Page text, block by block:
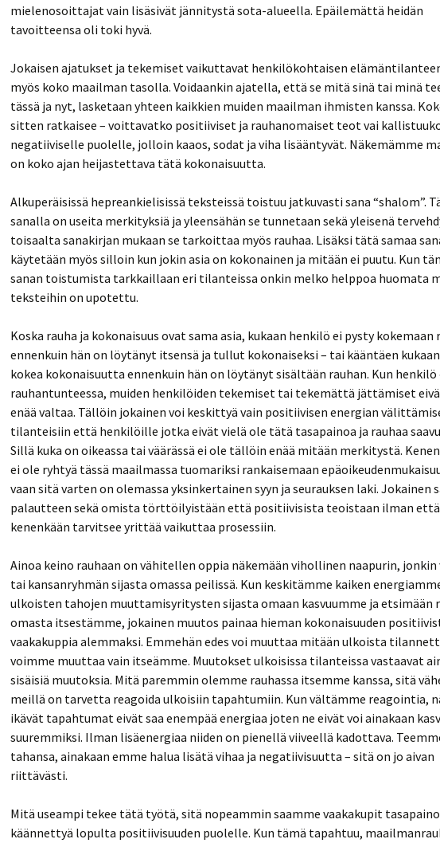
mielenosoittajat vain lisäsivät jännitystä sota-alueella. Epäilemättä heidän
tavoitteensa oli toki hyvä.
Jokaisen ajatukset ja tekemiset vaikuttavat henkilökohtaisen
myös koko maailman tasolla. Voidaankin ajatella, että se mitä sinä tai minä
tässä ja nyt, lasketaan yhteen kaikkien muiden maailman ihmisten kanssa.
sitten ratkaisee – voittavatko positiiviset ja rauhanomaiset teot vai
negatiiviselle puolelle, jolloin kaaos, sodat ja viha lisääntyvät. Näkemämme
on koko ajan heijastettava tätä kokonaisuutta.
Alkuperäisissä hepreankielisissä teksteissä toistuu jatkuvasti sana “shalom”.
sanalla on useita merkityksiä ja yleensähän se tunnetaan sekä yleisenä
toisaalta sanakirjan mukaan se tarkoittaa myös rauhaa. Lisäksi tätä samaa
käytetään myös silloin kun jokin asia on kokonainen ja mitään ei puutu. Kun
sanan toistumista tarkkaillaan eri tilanteissa onkin melko helppoa huomata
teksteihin on upotettu.
Koska rauha ja kokonaisuus ovat sama asia, kukaan henkilö ei pysty kokemaan
ennenkuin hän on löytänyt itsensä ja tullut kokonaiseksi – tai kääntäen
kokea kokonaisuutta ennenkuin hän on löytänyt sisältään rauhan. Kun henkilö
rauhantunteessa, muiden henkilöiden tekemiset tai tekemättä jättämiset
enää valtaa. Tällöin jokainen voi keskittyä vain positiivisen energian
tilanteisiin että henkilöille jotka eivät vielä ole tätä tasapainoa ja rauhaa
Sillä kuka on oikeassa tai väärässä ei ole tällöin enää mitään merkitystä.
ei ole ryhtyä tässä maailmassa tuomariksi rankaisemaan
vaan sitä varten on olemassa yksinkertainen syyn ja seurauksen laki. Jokainen
palautteen sekä omista törttöilyistään että positiivisista teoistaan ilman että
kenenkään tarvitsee yrittää vaikuttaa prosessiin.
Ainoa keino rauhaan on vähitellen oppia näkemään vihollinen naapurin,
tai kansanryhmän sijasta omassa peilissä. Kun keskitämme kaiken
ulkoisten tahojen muuttamisyritysten sijasta omaan kasvuumme ja etsimään
omasta itsestämme, jokainen muutos painaa hieman kokonaisuuden
vaakakuppia alemmaksi. Emmehän edes voi muuttaa mitään ulkoista
voimme muuttaa vain itseämme. Muutokset ulkoisissa tilanteissa vastaavat
sisäisiä muutoksia. Mitä paremmin olemme rauhassa itsemme kanssa, sitä
meillä on tarvetta reagoida ulkoisiin tapahtumiin. Kun vältämme reagointia,
ikävät tapahtumat eivät saa enempää energiaa joten ne eivät voi ainakaan
suuremmiksi. Ilman lisäenergiaa niiden on pienellä viiveellä kadottava.
tahansa, ainakaan emme halua lisätä vihaa ja negatiivisuutta – sitä on jo aivan
riittävästi.
Mitä useampi tekee tätä työtä, sitä nopeammin saamme vaakakupit
käännettyä lopulta positiivisuuden puolelle. Kun tämä tapahtuu,